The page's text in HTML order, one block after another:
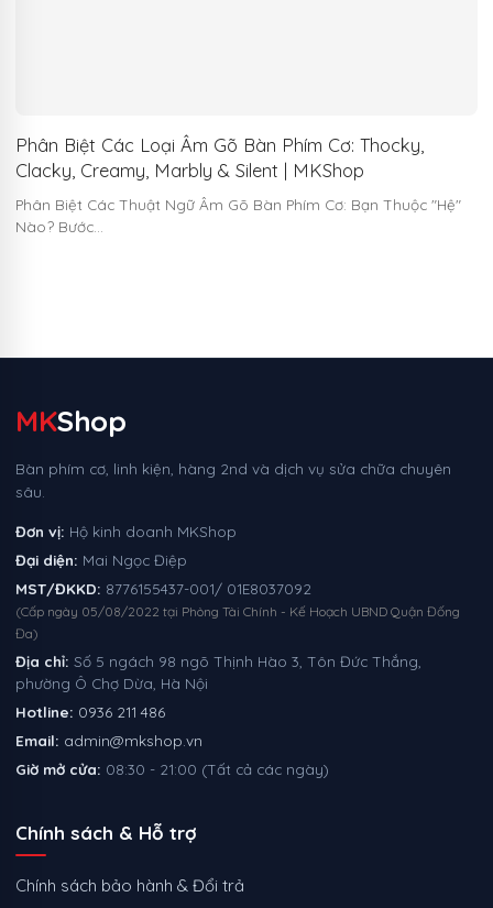
Phân Biệt Các Loại Âm Gõ Bàn Phím Cơ: Thocky,
Clacky, Creamy, Marbly & Silent | MKShop
Phân Biệt Các Thuật Ngữ Âm Gõ Bàn Phím Cơ: Bạn Thuộc "Hệ"
Nào? Bước…
MKShop
Bàn phím cơ, linh kiện, hàng 2nd và dịch vụ sửa chữa chuyên
sâu.
Đơn vị: Hộ kinh doanh MKShop
Đại diện: Mai Ngọc Điệp
MST/ĐKKD: 8776155437-001/ 01E8037092
(Cấp ngày 05/08/2022 tại Phòng Tài Chính - Kế Hoạch UBND Quận Đống
Đa)
Địa chỉ: Số 5 ngách 98 ngõ Thịnh Hào 3, Tôn Đức Thắng,
phường Ô Chợ Dừa, Hà Nội
Hotline: 0936 211 486
Email: admin@mkshop.vn
Giờ mở cửa: 08:30 - 21:00 (Tất cả các ngày)
Chính sách & Hỗ trợ
Chính sách bảo hành & Đổi trả